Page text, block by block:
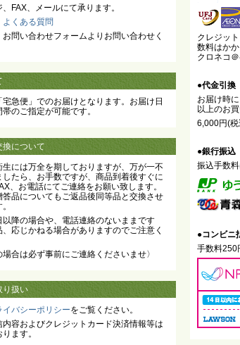
FAX、メールにて承ります。
よくある質問
問い合わせフォームよりお問い合わせく
宅急便」でのお届けとなります。お届け日
のご指定が可能です。
換について
には万全を期しておりますが、万が一不
したら、お手数ですが、商品到着後すぐに
、お電話にてご連絡をお願い致します。
答品についてもご返品後同等品と交換させ
以降の場合や、電話連絡のないままです
、応じかねる場合がありますのでご注意く
場合は必ず事前にご連絡くださいませ〉
り扱い
イバシーポリシーをご覧ください。
内容およびクレジットカード決済情報等は
ます。
クレジッ
数料はかか
クロネコ
●代金引換
お届け時
以上のお
6,000円(
●銀行振込
振込手数
●コンビニ
手数料250